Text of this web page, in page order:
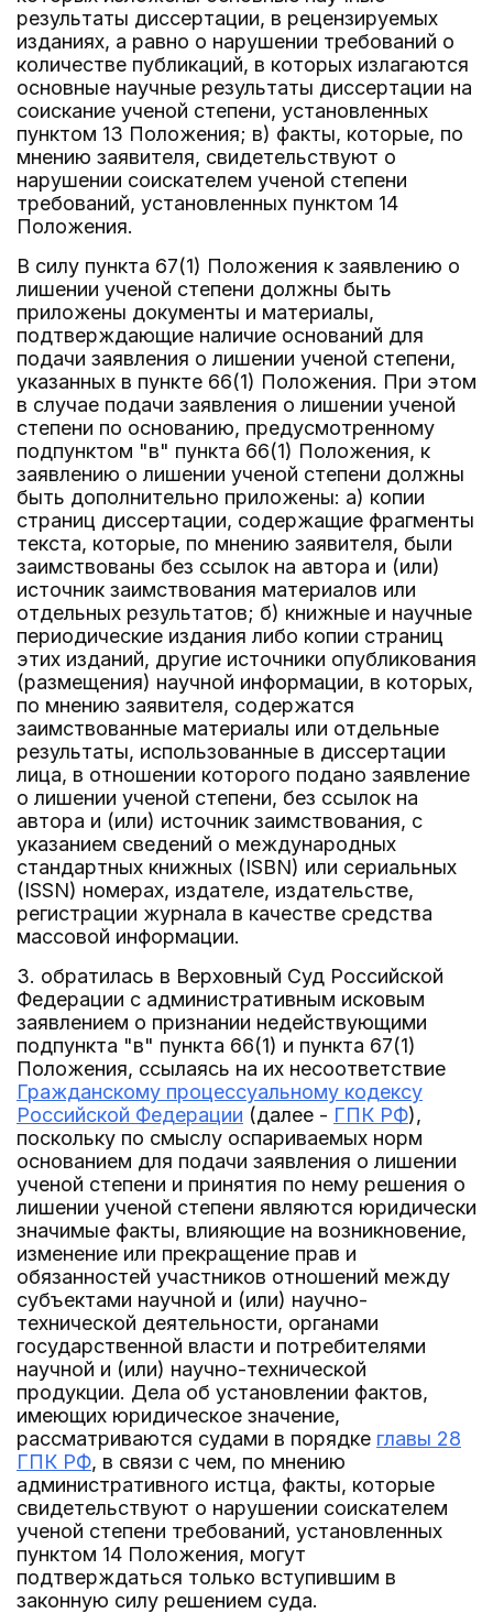
результаты диссертации, в рецензируемых
изданиях, а равно о нарушении требований о
количестве публикаций, в которых излагаются
основные научные результаты диссертации на
соискание ученой степени, установленных
пунктом 13 Положения; в) факты, которые, по
мнению заявителя, свидетельствуют о
нарушении соискателем ученой степени
требований, установленных пунктом 14
Положения.
В силу пункта 67(1) Положения к заявлению о
лишении ученой степени должны быть
приложены документы и материалы,
подтверждающие наличие оснований для
подачи заявления о лишении ученой степени,
указанных в пункте 66(1) Положения. При этом
в случае подачи заявления о лишении ученой
степени по основанию, предусмотренному
подпунктом "в" пункта 66(1) Положения, к
заявлению о лишении ученой степени должны
быть дополнительно приложены: а) копии
страниц диссертации, содержащие фрагменты
текста, которые, по мнению заявителя, были
заимствованы без ссылок на автора и (или)
источник заимствования материалов или
отдельных результатов; б) книжные и научные
периодические издания либо копии страниц
этих изданий, другие источники опубликования
(размещения) научной информации, в которых,
по мнению заявителя, содержатся
заимствованные материалы или отдельные
результаты, использованные в диссертации
лица, в отношении которого подано заявление
о лишении ученой степени, без ссылок на
автора и (или) источник заимствования, с
указанием сведений о международных
стандартных книжных (ISBN) или сериальных
(ISSN) номерах, издателе, издательстве,
регистрации журнала в качестве средства
массовой информации.
З. обратилась в Верховный Суд Российской
Федерации с административным исковым
заявлением о признании недействующими
подпункта "в" пункта 66(1) и пункта 67(1)
Положения, ссылаясь на их несоответствие
Гражданскому процессуальному кодексу
Российской Федерации (далее - ГПК РФ),
поскольку по смыслу оспариваемых норм
основанием для подачи заявления о лишении
ученой степени и принятия по нему решения о
лишении ученой степени являются юридически
значимые факты, влияющие на возникновение,
изменение или прекращение прав и
обязанностей участников отношений между
субъектами научной и (или) научно-
технической деятельности, органами
государственной власти и потребителями
научной и (или) научно-технической
продукции. Дела об установлении фактов,
имеющих юридическое значение,
рассматриваются судами в порядке главы 28
ГПК РФ, в связи с чем, по мнению
административного истца, факты, которые
свидетельствуют о нарушении соискателем
ученой степени требований, установленных
пунктом 14 Положения, могут
подтверждаться только вступившим в
законную силу решением суда.